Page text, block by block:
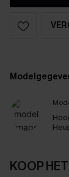
KOOP